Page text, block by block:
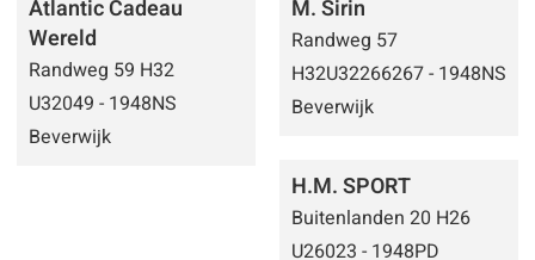
Atlantic Cadeau
Wereld
Randweg 59 H32
U32049 - 1948NS
Beverwijk
M. Sirin
Randweg 57
H32U32266267 - 1948NS
Beverwijk
H.M. SPORT
Buitenlanden 20 H26
U26023 - 1948PD